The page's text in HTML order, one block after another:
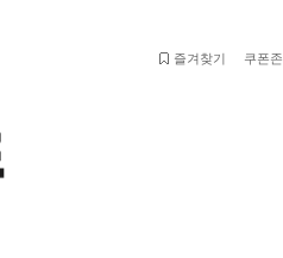
쿠폰존
즐겨찾기